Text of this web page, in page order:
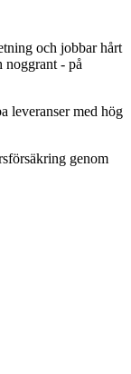
och jobbar hårt
noggrant - på
leveranser med hög
genom